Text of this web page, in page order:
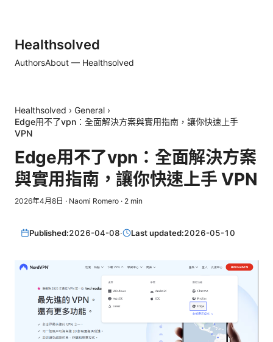
Healthsolved
AuthorsAbout — Healthsolved
Healthsolved › General ›
Edge用不了vpn：全面解決方案與實用指南，讓你快速上手
VPN
Edge用不了vpn：全面解決方案
與實用指南，讓你快速上手 VPN
2026年4月8日 · Naomi Romero · 2 min
Published:2026-04-08· Last updated:2026-05-10